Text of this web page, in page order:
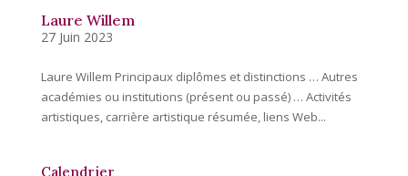
Laure Willem
27 Juin 2023
Laure Willem Principaux diplômes et distinctions … Autres
académies ou institutions (présent ou passé) … Activités
artistiques, carrière artistique résumée, liens Web...
Calendrier